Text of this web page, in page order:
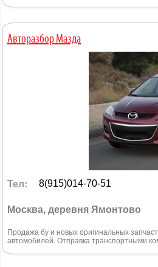
Авторазбор Мазда
Тел: 8(915)014-70-51
Москва, деревня Ямонтово
Продажа бу и новых оригинальных
автомобилей. Отправка транспортными